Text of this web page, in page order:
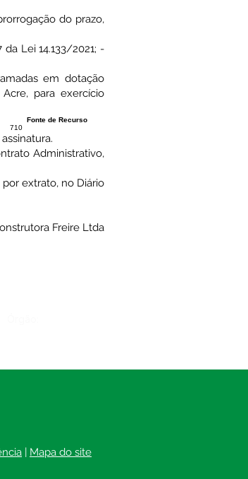
do prazo,
Lei 14.133/2021; -
em dotação
para exercício
Fonte de Recurso
710
Administrativo,
por extrato, no Diário
Freire Ltda
| Mapa do site